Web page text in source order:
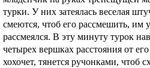
турки. У них затеялась веселая
смеются, чтоб его рассмешить, им
рассмеялся. В эту минуту турок
четырех вершках расстояния от
хохочет, тянется ручонками, чтоб